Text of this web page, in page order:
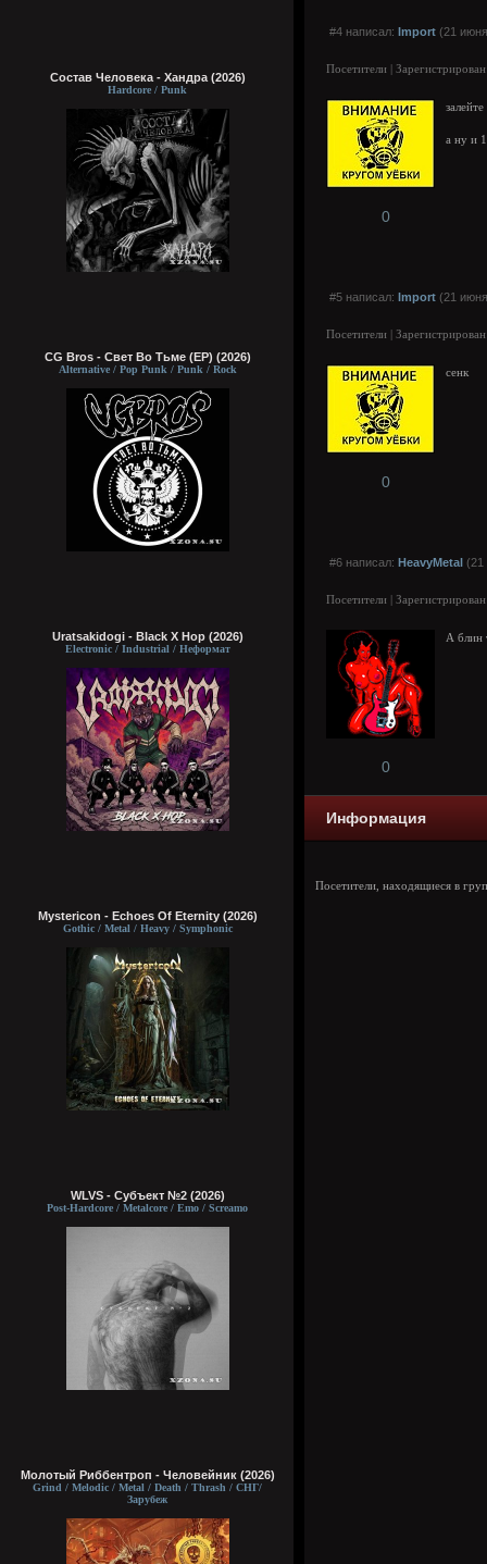
Состав Человека - Хандра (2026)
Hardcore / Punk
CG Bros - Свет Во Тьме (EP) (2026)
Alternative / Pop Punk / Punk / Rock
Uratsakidogi - Black X Hop (2026)
Electronic / Industrial / Неформат
Mystericon - Echoes Of Eternity (2026)
Gothic / Metal / Heavy / Symphonic
WLVS - Субъект №2 (2026)
Post-Hardcore / Metalcore / Emo / Screamo
Молотый Риббентроп - Человейник (2026)
Grind / Melodic / Metal / Death / Thrash / СНГ/
Зарубеж
#4 написал: Import (21
Посетители |
а ну и
0
#5 написал: Import (21
Посетители |
сенк
0
#6 написал: HeavyMetal (21
Посетители |
А блин
0
Информация
Посетители, находящиеся в